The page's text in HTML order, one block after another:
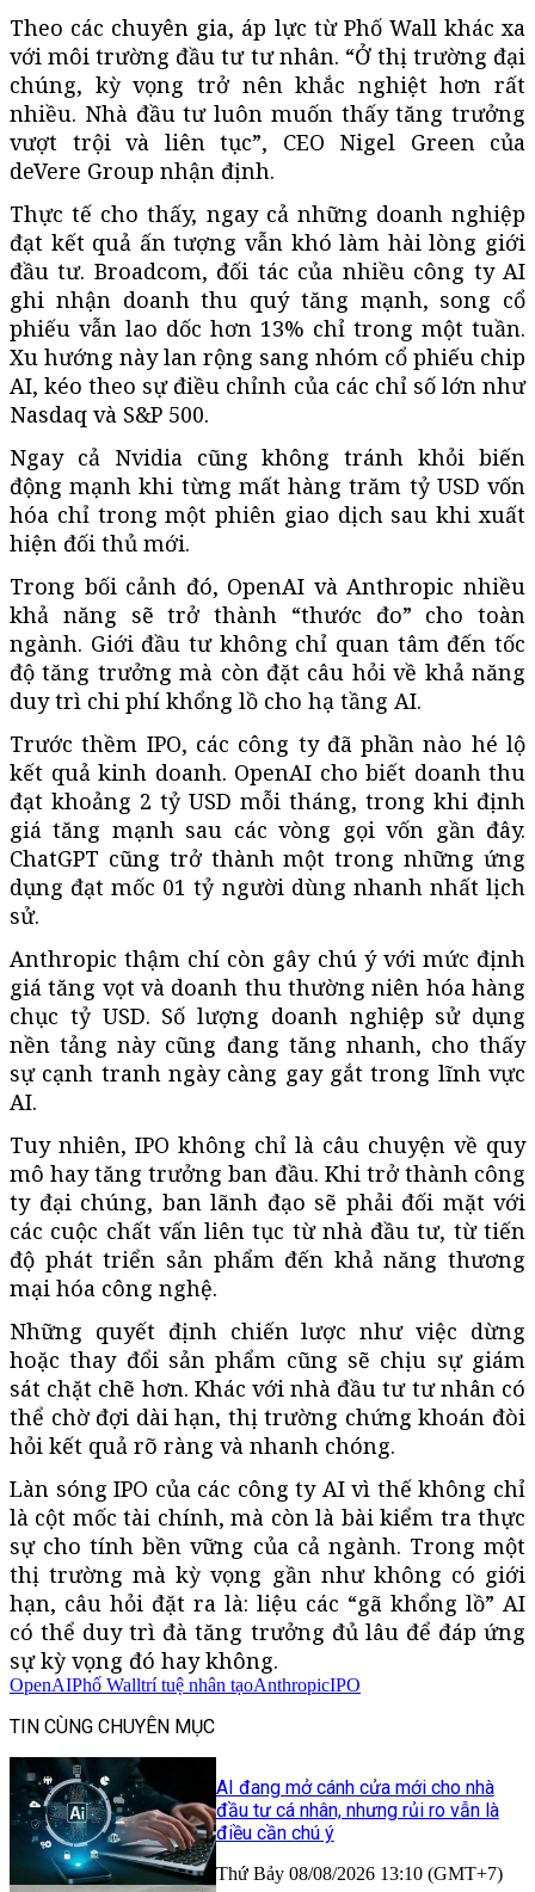
Theo các chuyên gia, áp lực từ Phố Wall khác xa
với môi trường đầu tư tư nhân. “Ở thị trường đại
chúng, kỳ vọng trở nên khắc nghiệt hơn rất
nhiều. Nhà đầu tư luôn muốn thấy tăng trưởng
vượt trội và liên tục”, CEO Nigel Green của
deVere Group nhận định.
Thực tế cho thấy, ngay cả những doanh nghiệp
đạt kết quả ấn tượng vẫn khó làm hài lòng giới
đầu tư. Broadcom, đối tác của nhiều công ty AI
ghi nhận doanh thu quý tăng mạnh, song cổ
phiếu vẫn lao dốc hơn 13% chỉ trong một tuần.
Xu hướng này lan rộng sang nhóm cổ phiếu chip
AI, kéo theo sự điều chỉnh của các chỉ số lớn như
Nasdaq và S&P 500.
Ngay cả Nvidia cũng không tránh khỏi biến
động mạnh khi từng mất hàng trăm tỷ USD vốn
hóa chỉ trong một phiên giao dịch sau khi xuất
hiện đối thủ mới.
Trong bối cảnh đó, OpenAI và Anthropic nhiều
khả năng sẽ trở thành “thước đo” cho toàn
ngành. Giới đầu tư không chỉ quan tâm đến tốc
độ tăng trưởng mà còn đặt câu hỏi về khả năng
duy trì chi phí khổng lồ cho hạ tầng AI.
Trước thềm IPO, các công ty đã phần nào hé lộ
kết quả kinh doanh. OpenAI cho biết doanh thu
đạt khoảng 2 tỷ USD mỗi tháng, trong khi định
giá tăng mạnh sau các vòng gọi vốn gần đây.
ChatGPT cũng trở thành một trong những ứng
dụng đạt mốc 01 tỷ người dùng nhanh nhất lịch
sử.
Anthropic thậm chí còn gây chú ý với mức định
giá tăng vọt và doanh thu thường niên hóa hàng
chục tỷ USD. Số lượng doanh nghiệp sử dụng
nền tảng này cũng đang tăng nhanh, cho thấy
sự cạnh tranh ngày càng gay gắt trong lĩnh vực
AI.
Tuy nhiên, IPO không chỉ là câu chuyện về quy
mô hay tăng trưởng ban đầu. Khi trở thành công
ty đại chúng, ban lãnh đạo sẽ phải đối mặt với
các cuộc chất vấn liên tục từ nhà đầu tư, từ tiến
độ phát triển sản phẩm đến khả năng thương
mại hóa công nghệ.
Những quyết định chiến lược như việc dừng
hoặc thay đổi sản phẩm cũng sẽ chịu sự giám
sát chặt chẽ hơn. Khác với nhà đầu tư tư nhân có
thể chờ đợi dài hạn, thị trường chứng khoán đòi
hỏi kết quả rõ ràng và nhanh chóng.
Làn sóng IPO của các công ty AI vì thế không chỉ
là cột mốc tài chính, mà còn là bài kiểm tra thực
sự cho tính bền vững của cả ngành. Trong một
thị trường mà kỳ vọng gần như không có giới
hạn, câu hỏi đặt ra là: liệu các “gã khổng lồ” AI
có thể duy trì đà tăng trưởng đủ lâu để đáp ứng
sự kỳ vọng đó hay không.
OpenAIPhố Walltrí tuệ nhân tạoAnthropicIPO
TIN CÙNG CHUYÊN MỤC
AI đang mở cánh cửa mới cho nhà
đầu tư cá nhân, nhưng rủi ro vẫn là
điều cần chú ý
Thứ Bảy 08/08/2026 13:10 (GMT+7)